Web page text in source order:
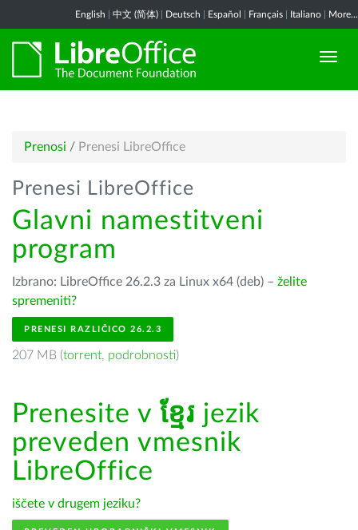
English 中文 (简体) Deutsch Español Français Italiano More...
Prenosi / Prenesi LibreOffice
Prenesi LibreOffice
Glavni namestitveni
program
Izbrano: LibreOffice 26.2.3 za Linux x64 (deb) – želite
spremeniti?
PRENESI RAZLIČICO 26.2.3
207 MB (torrent, podrobnosti)
Prenesite v ខ្មែរ jezik
preveden vmesnik
LibreOffice
iščete v drugem jeziku?